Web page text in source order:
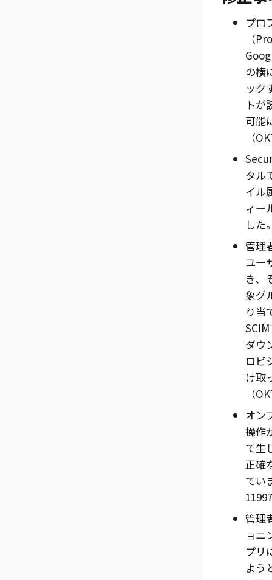
プロ
（
の横
ック
トが
可能
（
タル
イル
ィー
した
管理
ユー
き、
象グ
り当
ダウ
ロビ
け取
（
オン
操作
て生
正確
てい
管理
ョニ
プリ
よう